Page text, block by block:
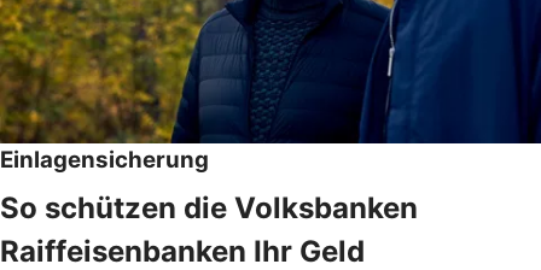
Einlagensicherung
So schützen die Volksbanken
Raiffeisenbanken Ihr Geld